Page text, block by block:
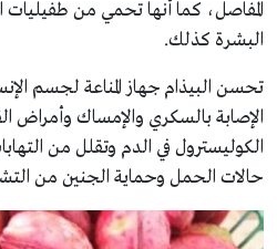
المفاصل، كما أنها تحمي من
البشرة كذلك.
تحسن البيذام جهاز المناعة لجسم
الإصابة بالسكري والإمساك وأمراض
الكوليسترول في الدم وتقلل من
حالات الحمل وحماية الجنين من